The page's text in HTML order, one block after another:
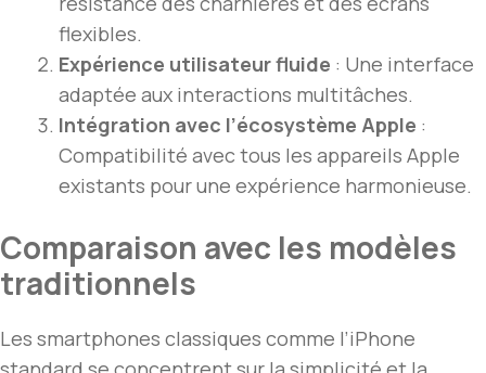
flexibles.
Expérience utilisateur fluide : Une interface
adaptée aux interactions multitâches.
Intégration avec l’écosystème Apple :
Compatibilité avec tous les appareils Apple
existants pour une expérience harmonieuse.
Comparaison avec les modèles
traditionnels
Les smartphones classiques comme l’iPhone